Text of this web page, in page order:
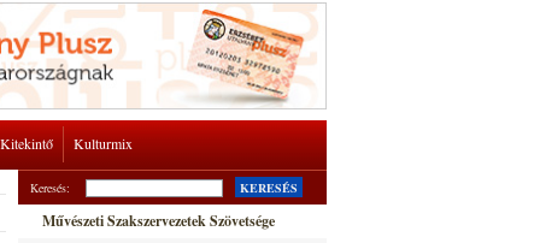
Kitekintő Kulturmix
Keresés: KERESÉS
Művészeti Szakszervezetek Szövetsége